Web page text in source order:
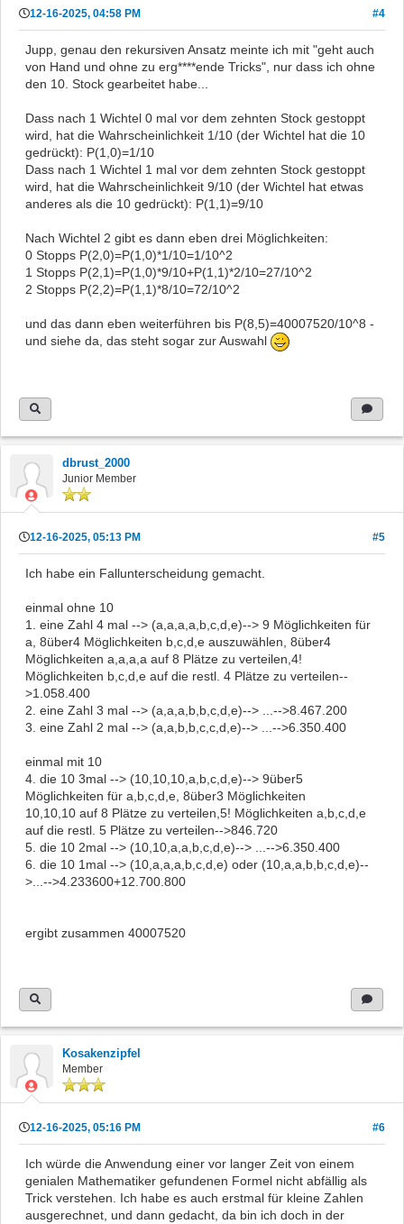
12-16-2025, 04:58 PM #4
Jupp, genau den rekursiven Ansatz meinte ich mit "geht auch
von Hand und ohne zu erg****ende Tricks", nur dass ich ohne
den 10. Stock gearbeitet habe...
Dass nach 1 Wichtel 0 mal vor dem zehnten Stock gestoppt
wird, hat die Wahrscheinlichkeit 1/10 (der Wichtel hat die 10
gedrückt): P(1,0)=1/10
Dass nach 1 Wichtel 1 mal vor dem zehnten Stock gestoppt
wird, hat die Wahrscheinlichkeit 9/10 (der Wichtel hat etwas
anderes als die 10 gedrückt): P(1,1)=9/10
Nach Wichtel 2 gibt es dann eben drei Möglichkeiten:
0 Stopps P(2,0)=P(1,0)*1/10=1/10^2
1 Stopps P(2,1)=P(1,0)*9/10+P(1,1)*2/10=27/10^2
2 Stopps P(2,2)=P(1,1)*8/10=72/10^2
und das dann eben weiterführen bis P(8,5)=40007520/10^8 -
und siehe da, das steht sogar zur Auswahl
dbrust_2000
Junior Member
12-16-2025, 05:13 PM #5
Ich habe ein Fallunterscheidung gemacht.
einmal ohne 10
1. eine Zahl 4 mal --> (a,a,a,a,b,c,d,e)--> 9 Möglichkeiten für
a, 8über4 Möglichkeiten b,c,d,e auszuwählen, 8über4
Möglichkeiten a,a,a,a auf 8 Plätze zu verteilen,4!
Möglichkeiten b,c,d,e auf die restl. 4 Plätze zu verteilen--
>1.058.400
2. eine Zahl 3 mal --> (a,a,a,b,b,c,d,e)--> ...-->8.467.200
3. eine Zahl 2 mal --> (a,a,b,b,c,c,d,e)--> ...-->6.350.400
einmal mit 10
4. die 10 3mal --> (10,10,10,a,b,c,d,e)--> 9über5
Möglichkeiten für a,b,c,d,e, 8über3 Möglichkeiten
10,10,10 auf 8 Plätze zu verteilen,5! Möglichkeiten a,b,c,d,e
auf die restl. 5 Plätze zu verteilen-->846.720
5. die 10 2mal --> (10,10,a,a,b,c,d,e)--> ...-->6.350.400
6. die 10 1mal --> (10,a,a,a,b,c,d,e) oder (10,a,a,b,b,c,d,e)--
>...-->4.233600+12.700.800
ergibt zusammen 40007520
Kosakenzipfel
Member
12-16-2025, 05:16 PM #6
Ich würde die Anwendung einer vor langer Zeit von einem
genialen Mathematiker gefundenen Formel nicht abfällig als
Trick verstehen. Ich habe es auch erstmal für kleine Zahlen
ausgerechnet, und dann gedacht, da bin ich doch in der